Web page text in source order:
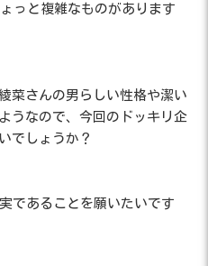
っと複雑なものがあります
菜さんの男らしい性格や潔い
うなので、今回のドッキリ企
でしょうか？
であることを願いたいです